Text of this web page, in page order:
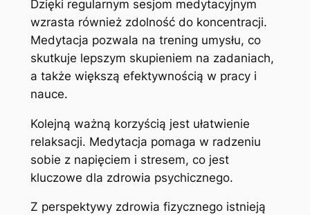
Dzięki regularnym sesjom medytacyjnym
wzrasta również zdolność do koncentracji.
Medytacja pozwala na trening umysłu, co
skutkuje lepszym skupieniem na zadaniach,
a także większą efektywnością w pracy i
nauce.
Kolejną ważną korzyścią jest ułatwienie
relaksacji. Medytacja pomaga w radzeniu
sobie z napięciem i stresem, co jest
kluczowe dla zdrowia psychicznego.
Z perspektywy zdrowia fizycznego istnieją